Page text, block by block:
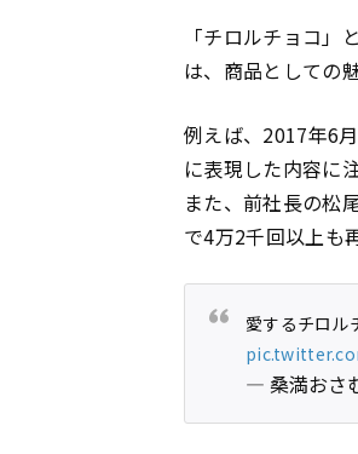
「チロルチョコ
は、商品としての
例えば、2017年6
に表現した内容に
また、前社長の松
で4万2千回以上も
愛するチロル
— 桑満おさ